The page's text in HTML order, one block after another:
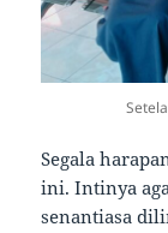
Segala
ini. Intinya
senantiasa